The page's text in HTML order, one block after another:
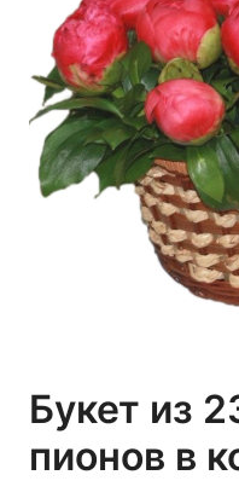
Букет из
пионов в